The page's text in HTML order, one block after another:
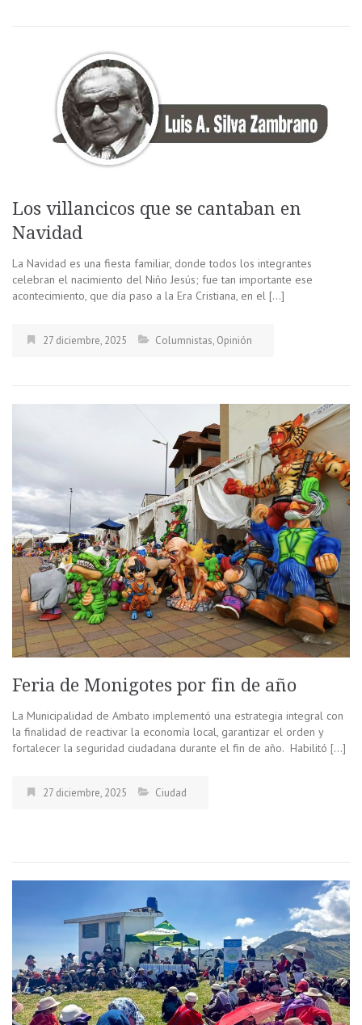
Los villancicos que se cantaban en
Navidad
La Navidad es una fiesta familiar, donde todos los integrantes
celebran el nacimiento del Niño Jesús; fue tan importante ese
acontecimiento, que día paso a la Era Cristiana, en el […]
27 diciembre, 2025 Columnistas, Opinión
Feria de Monigotes por fin de año
La Municipalidad de Ambato implementó una estrategia integral con
la finalidad de reactivar la economía local, garantizar el orden y
fortalecer la seguridad ciudadana durante el fin de año. Habilitó […]
27 diciembre, 2025 Ciudad